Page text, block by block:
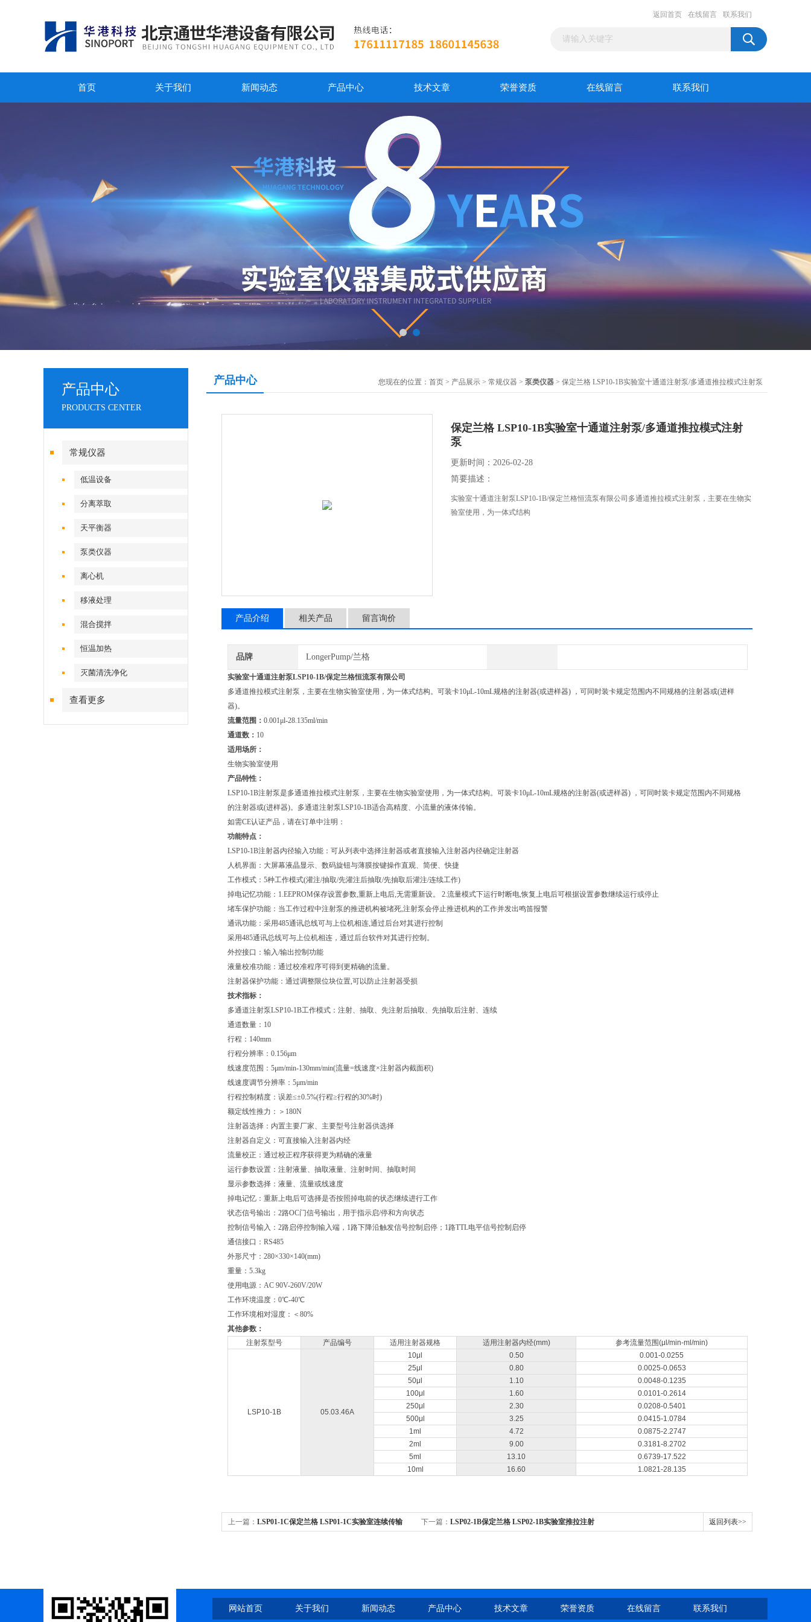
返回首页 在线留言 联系我们
首页 关于我们 新闻动态 产品中心 技术文章 荣誉资质 在线留言 联系我们
产品中心
PRODUCTS CENTER
常规仪器
低温设备
分离萃取
天平衡器
泵类仪器
离心机
移液处理
混合搅拌
恒温加热
灭菌清洗净化
查看更多
产品中心 您现在的位置： 首页 > 产品展示 > 常规仪器 > 泵类仪器 > 保定兰格 LSP10-1B实验室十通道注射泵/多通道推拉模式注射泵
保定兰格 LSP10-1B实验室十通道注射泵/多通道推拉模式注射
泵
更新时间：2026-02-28
简要描述：
实验室十通道注射泵LSP10-1B/保定兰格恒流泵有限公司多通道推拉模式注射泵，主要在生物实
验室使用，为一体式结构
产品介绍 相关产品 留言询价
品牌 LongerPump/兰格
实验室十通道注射泵LSP10-1B/保定兰格恒流泵有限公司
多通道推拉模式注射泵，主要在生物实验室使用，为一体式结构。可装卡10μL-10mL规格的注射器(或进样器) ，可同时装卡规定范围内不同规格的注射器或(进样
器)。
流量范围： 0.001μl-28.135ml/min
通道数： 10
适用场所：
生物实验室使用
产品特性：
LSP10-1B注射泵是多通道推拉模式注射泵，主要在生物实验室使用，为一体式结构。可装卡10μL-10mL规格的注射器(或进样器) ，可同时装卡规定范围内不同规格
的注射器或(进样器)。多通道注射泵LSP10-1B适合高精度、小流量的液体传输。
如需CE认证产品，请在订单中注明：
功能特点：
LSP10-1B注射器内径输入功能：可从列表中选择注射器或者直接输入注射器内径确定注射器
人机界面：大屏幕液晶显示、数码旋钮与薄膜按键操作直观、简便、快捷
工作模式：5种工作模式(灌注/抽取/先灌注后抽取/先抽取后灌注/连续工作)
掉电记忆功能：1.EEPROM保存设置参数,重新上电后,无需重新设。 2.流量模式下运行时断电,恢复上电后可根据设置参数继续运行或停止
堵车保护功能：当工作过程中注射泵的推进机构被堵死,注射泵会停止推进机构的工作并发出鸣笛报警
通讯功能：采用485通讯总线可与上位机相连,通过后台对其进行控制
采用485通讯总线可与上位机相连，通过后台软件对其进行控制。
外控接口：输入/输出控制功能
液量校准功能：通过校准程序可得到更精确的流量。
注射器保护功能：通过调整限位块位置,可以防止注射器受损
技术指标：
多通道注射泵LSP10-1B工作模式：注射、抽取、先注射后抽取、先抽取后注射、连续
通道数量：10
行程：140mm
行程分辨率：0.156μm
线速度范围：5μm/min-130mm/min(流量=线速度×注射器内截面积)
线速度调节分辨率：5μm/min
行程控制精度：误差≤±0.5%(行程≥行程的30%时)
额定线性推力：＞180N
注射器选择：内置主要厂家、主要型号注射器供选择
注射器自定义：可直接输入注射器内经
流量校正：通过校正程序获得更为精确的液量
运行参数设置：注射液量、抽取液量、注射时间、抽取时间
显示参数选择：液量、流量或线速度
掉电记忆：重新上电后可选择是否按照掉电前的状态继续进行工作
状态信号输出：2路OC门信号输出，用于指示启/停和方向状态
控制信号输入：2路启停控制输入端，1路下降沿触发信号控制启停；1路TTL电平信号控制启停
通信接口：RS485
外形尺寸：280×330×140(mm)
重量：5.3kg
使用电源：AC 90V-260V/20W
工作环境温度：0℃-40℃
工作环境相对湿度：＜80%
其他参数：
注射泵型号
产品编号 适用注射器规格 适用注射器内经(mm) 参考流量范围(μl/min-ml/min)
LSP10-1B 05.03.46A
10μl 0.50
0.001-0.0255
25μl
0.80
0.0025-0.0653
50μl
1.10
0.0048-0.1235
100μl
1.60
0.0101-0.2614
250μl
2.30
0.0208-0.5401
500μl
3.25
0.0415-1.0784
1ml
4.72
0.0875-2.2747
2ml
9.00
0.3181-8.2702
5ml
13.10
0.6739-17.522
10ml
16.60 1.0821-28.135
上一篇： LSP01-1C保定兰格 LSP01-1C实验室连续传输 下一篇： LSP02-1B保定兰格 LSP02-1B实验室推拉注射 返回列表>>
网站首页 关于我们 新闻动态 产品中心 技术文章 荣誉资质 在线留言 联系我们